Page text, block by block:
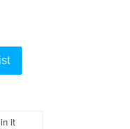
it